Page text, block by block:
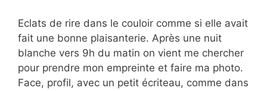
Eclats de rire dans le couloir comme si elle avait
fait une bonne plaisanterie. Après une nuit
blanche vers 9h du matin on vient me chercher
pour prendre mon empreinte et faire ma photo.
Face, profil, avec un petit écriteau, comme dans